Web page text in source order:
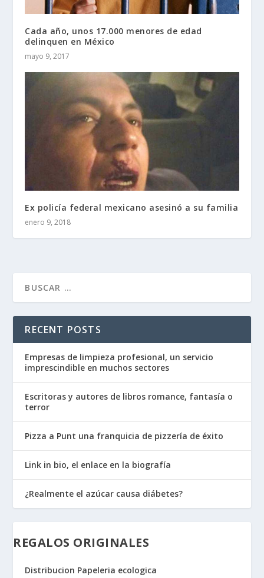
Cada año, unos 17.000 menores de edad
delinquen en México
mayo 9, 2017
Ex policía federal mexicano asesinó a su familia
enero 9, 2018
RECENT POSTS
Empresas de limpieza profesional, un servicio
imprescindible en muchos sectores
Escritoras y autores de libros romance, fantasía o
terror
Pizza a Punt una franquicia de pizzería de éxito
Link in bio, el enlace en la biografía
¿Realmente el azúcar causa diábetes?
REGALOS ORIGINALES
Distribucion Papeleria ecologica